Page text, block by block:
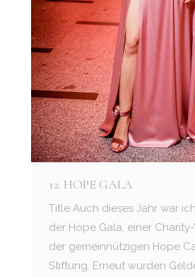
12. HOPE GALA
Title Auch dieses Jahr war
der Hope Gala, einer
der gemeinnützigen Hope
Stiftung. Erneut wurden